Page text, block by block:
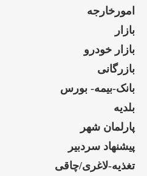
امورخارجه
بازار
بازار خودرو
بازرگانی
بانک-بیمه- بورس
بلدیه
پارلمان شهر
پیشنهاد سردبیر
تغذیه-لاغری/چاقی